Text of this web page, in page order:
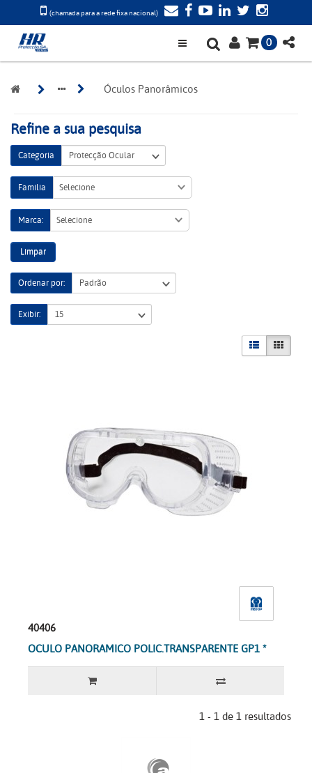
(chamada para a rede fixa nacional)
0
Óculos Panorâmicos
Refine a sua pesquisa
Categoria
Família Selecione
Marca: Selecione
Limpar
Ordenar por:
Exibir:
40406
OCULO PANORAMICO POLIC.TRANSPARENTE GP1 *
1 - 1 de 1 resultados